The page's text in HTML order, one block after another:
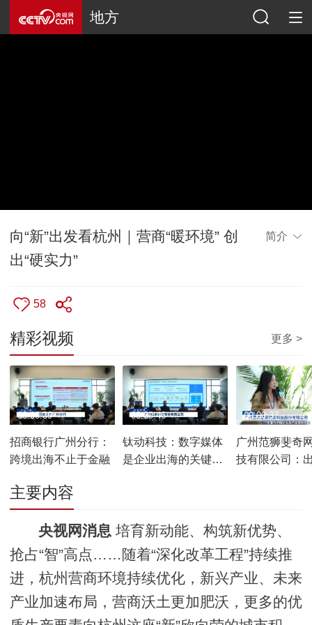
地方
向“新”出发看杭州｜营商“暖环境” 创
出“硬实力”
简介
58
精彩视频 更多 >
招商银行广州分行：
跨境出海不止于金融
00:00:39
钛动科技：数字媒体
是企业出海的关键载
00:00:46
广州范狮斐奇
技有限公司：
00:00:37
主要内容
央视网消息 培育新动能、构筑新优势、
抢占“智”高点……随着“深化改革工程”持续推
进，杭州营商环境持续优化，新兴产业、未来
产业加速布局，营商沃土更加肥沃，更多的优